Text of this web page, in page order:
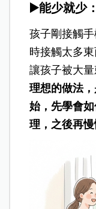
▶️能少就少
孩子剛接觸
時接觸太多
讓孩子被大
理想的做法
始，先學會
理，之後再慢